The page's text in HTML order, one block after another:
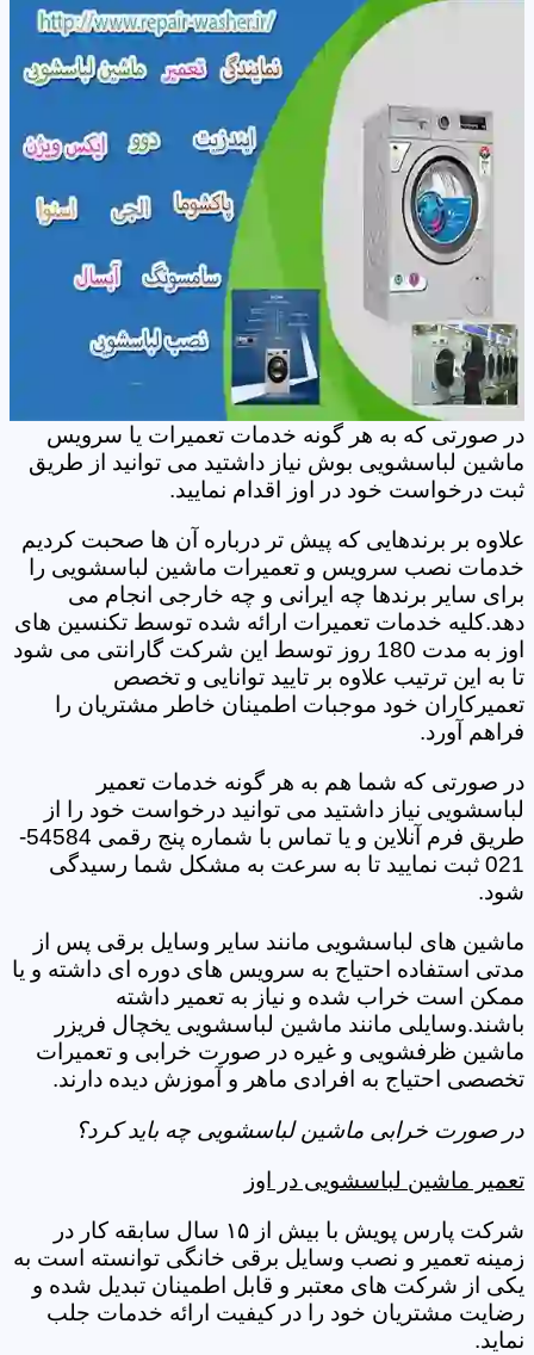
در صورتی که به هر گونه خدمات تعمیرات یا سرویس
ماشین لباسشویی بوش نیاز داشتید می توانید از طریق
ثبت درخواست خود در اوز اقدام نمایید.
علاوه بر برندهایی که پیش تر درباره آن ها صحبت کردیم
خدمات نصب سرویس و تعمیرات ماشین لباسشویی را
برای سایر برندها چه ایرانی و چه خارجی انجام می
دهد.کلیه خدمات تعمیرات ارائه شده توسط تکنسین های
اوز به مدت 180 روز توسط این شرکت گارانتی می شود
تا به این ترتیب علاوه بر تایید توانایی و تخصص
تعمیرکاران خود موجبات اطمینان خاطر مشتریان را
فراهم آورد.
در صورتی که شما هم به هر گونه خدمات تعمیر
لباسشویی نیاز داشتید می توانید درخواست خود را از
طریق فرم آنلاین و یا تماس با شماره پنج رقمی 54584-
021 ثبت نمایید تا به سرعت به مشکل شما رسیدگی
شود.
ماشین های لباسشویی مانند سایر وسایل برقی پس از
مدتی استفاده احتیاج به سرویس های دوره ای داشته و یا
ممکن است خراب شده و نیاز به تعمیر داشته
باشند.وسایلی مانند ماشین لباسشویی یخچال فریزر
ماشین ظرفشویی و غیره در صورت خرابی و تعمیرات
تخصصی احتیاج به افرادی ماهر و آموزش دیده دارند.
در صورت خرابی ماشین لباسشویی چه باید کرد؟
تعمیر ماشین لباسشویی در اوز
شرکت پارس پویش با بیش از ۱۵ سال سابقه کار در
زمینه تعمیر و نصب وسایل برقی خانگی توانسته است به
یکی از شرکت های معتبر و قابل اطمینان تبدیل شده و
رضایت مشتریان خود را در کیفیت ارائه خدمات جلب
نماید.